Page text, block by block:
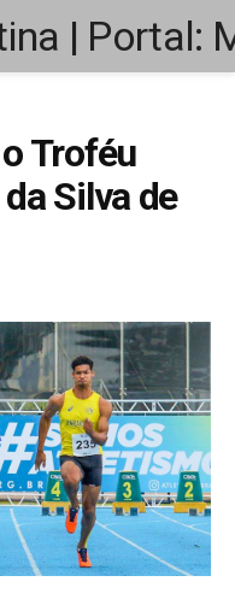
Troféu
Silva de